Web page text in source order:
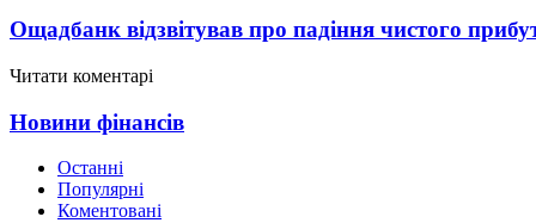
Ощадбанк відзвітував про падіння чистого
Читати коментарі
Новини фінансів
Останні
Популярні
Коментовані